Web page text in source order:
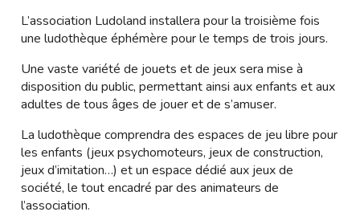
L’association Ludoland installera pour la troisième fois
une ludothèque éphémère pour le temps de trois jours.
Une vaste variété de jouets et de jeux sera mise à
disposition du public, permettant ainsi aux enfants et aux
adultes de tous âges de jouer et de s’amuser.
La ludothèque comprendra des espaces de jeu libre pour
les enfants (jeux psychomoteurs, jeux de construction,
jeux d’imitation…) et un espace dédié aux jeux de
société, le tout encadré par des animateurs de
l’association.